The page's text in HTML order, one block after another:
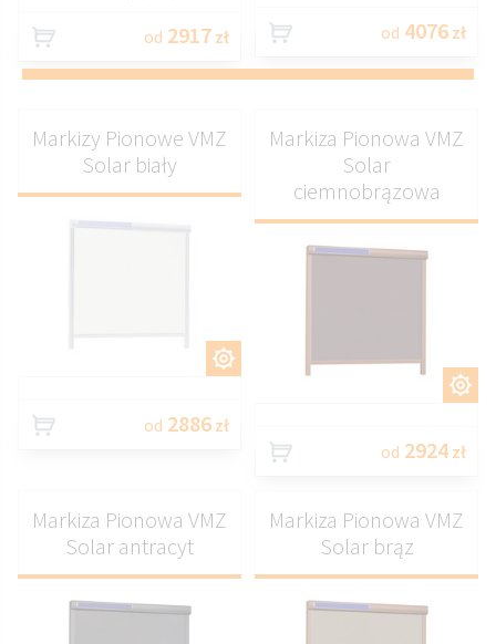
od 2917 zł od 4076 zł
Markizy Pionowe VMZ
Solar biały
od 2886 zł
Markiza Pionowa VMZ
Solar
ciemnobrązowa
od 2924 zł
Markiza Pionowa VMZ
Solar antracyt
Markiza Pionowa VMZ
Solar brąz